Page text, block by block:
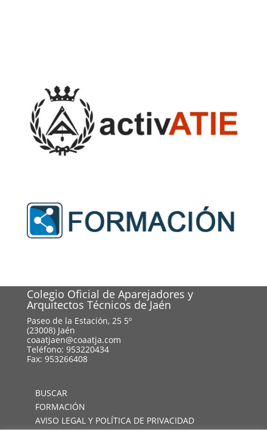
Colegio Oficial de Aparejadores y
Arquitectos Técnicos de Jaén
Paseo de la Estación, 25 5º
(23008) Jaén
coaatjaen@coaatja.com
Teléfono: 953220434
Fax: 953266408
BUSCAR
FORMACIÓN
AVISO LEGAL Y POLÍTICA DE PRIVACIDAD